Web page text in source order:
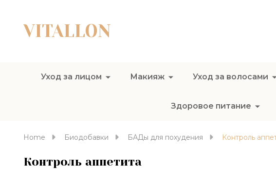
VITALLON
Уход за лицом Макияж Уход за волосами
Здоровое питание
Home Биодобавки БАДы для похудения Контроль
Контроль аппетита